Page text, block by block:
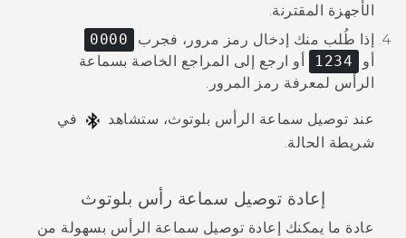
الأجهزة المقترنة.
إذا طُلب منك إدخال رمز مرور، فجرب
0000
أو
1234
أو ارجع إلى المراجع الخاصة بسماعة
الرأس لمعرفة رمز المرور.
عند توصيل سماعة الرأس بلوتوث، ستشاهد
في
شريطة الحالة.
إعادة توصيل سماعة رأس بلوتوث
عادة ما يمكنك إعادة توصيل سماعة الرأس بسهولة من